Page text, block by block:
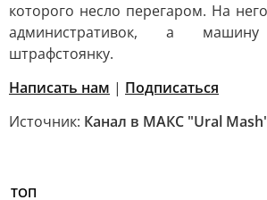
которого несло перегаром. На
административок, а
штрафстоянку.
Написать нам | Подписаться
Источник: Канал в МАКС "Ural
ТОП